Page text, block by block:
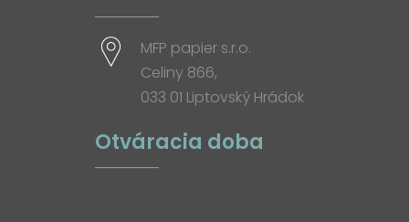
MFP papier s.r.o.
Celiny 866,
033 01 Liptovský Hrádok
Otváracia doba